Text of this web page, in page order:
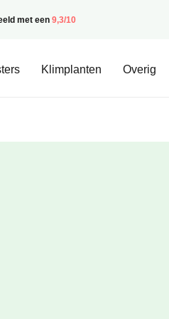
met een 9,3/10
Klimplanten Overig